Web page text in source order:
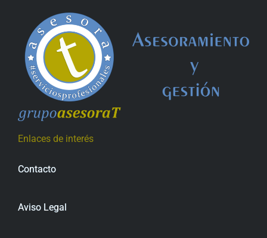
Enlaces de interés
Contacto
Aviso Legal